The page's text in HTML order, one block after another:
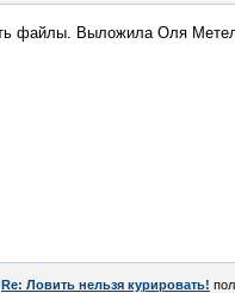
файлы. Выложила Оля
Re: Ловить нельзя курировать!